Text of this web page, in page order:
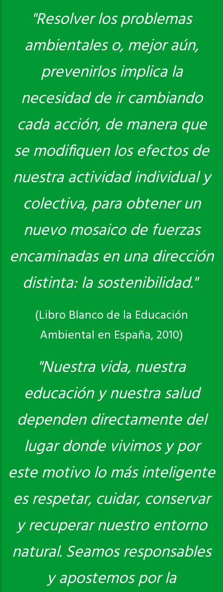
Saber más
"Resolver los problemas
ambientales o, mejor aún,
prevenirlos implica la
necesidad de ir cambiando
cada acción, de manera que
se modifiquen los efectos de
nuestra actividad individual y
colectiva, para obtener un
nuevo mosaico de fuerzas
encaminadas en una dirección
distinta: la sostenibilidad."
(Libro Blanco de la Educación
Ambiental en España, 2010)
"Nuestra vida, nuestra
educación y nuestra salud
dependen directamente del
lugar donde vivimos y por
este motivo lo más inteligente
es respetar, cuidar, conservar
y recuperar nuestro entorno
natural. Seamos responsables
y apostemos por la